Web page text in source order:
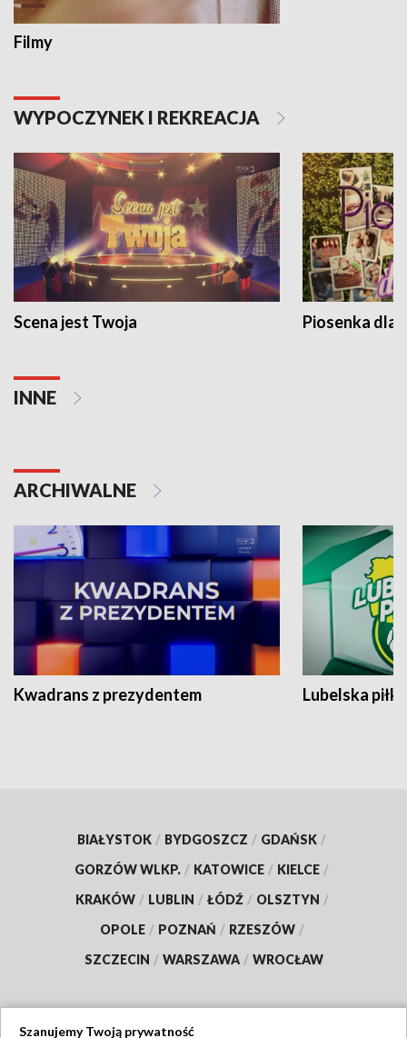
Filmy
WYPOCZYNEK I REKREACJA
Scena jest Twoja Piosenka dla
INNE
ARCHIWALNE
Kwadrans z prezydentem Lubelska piłka
BIAŁYSTOK / BYDGOSZCZ / GDAŃSK /
GORZÓW WLKP. / KATOWICE / KIELCE /
KRAKÓW / LUBLIN / ŁÓDŹ / OLSZTYN /
OPOLE / POZNAŃ / RZESZÓW /
SZCZECIN / WARSZAWA / WROCŁAW
Szanujemy Twoją prywatność